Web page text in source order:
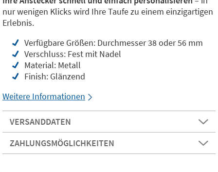
nur wenigen Klicks wird Ihre Taufe zu einem einzigartigen
Erlebnis.
Verfügbare Größen: Durchmesser 38 oder 56 mm
Verschluss: Fest mit Nadel
Material: Metall
Finish: Glänzend
Weitere Informationen
VERSANDDATEN
ZAHLUNGSMÖGLICHKEITEN